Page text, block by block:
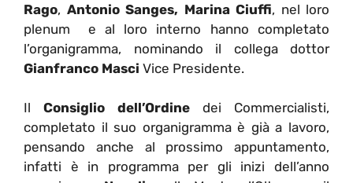
Rago, Antonio Sanges, Marina Ciuffi, nel loro
plenum e al loro interno hanno completato
l’organigramma, nominando il collega dottor
Gianfranco Masci Vice Presidente.
Il Consiglio dell’Ordine dei Commercialisti,
completato il suo organigramma è già a lavoro,
pensando anche al prossimo appuntamento,
infatti è in programma per gli inizi dell’anno